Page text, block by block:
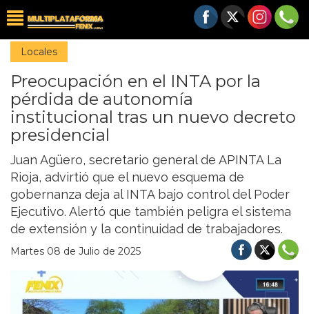
Locales
Preocupación en el INTA por la
pérdida de autonomía
institucional tras un nuevo decreto
presidencial
Juan Agüero, secretario general de APINTA La
Rioja, advirtió que el nuevo esquema de
gobernanza deja al INTA bajo control del Poder
Ejecutivo. Alertó que también peligra el sistema
de extensión y la continuidad de trabajadores.
Martes 08 de Julio de 2025